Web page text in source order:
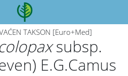
TAKSON [Euro+Med]
subsp.
E.G.Camus